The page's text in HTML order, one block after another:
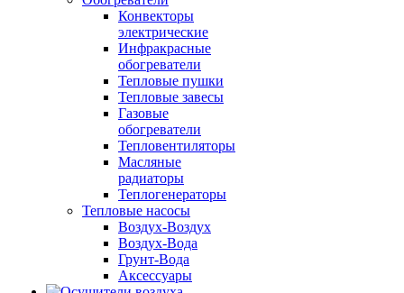
Конвекторы
электрические
Инфракрасные
обогреватели
Тепловые пушки
Тепловые завесы
Газовые
обогреватели
Тепловентиляторы
Масляные
радиаторы
Теплогенераторы
Тепловые насосы
Воздух-Воздух
Воздух-Вода
Грунт-Вода
Аксессуары